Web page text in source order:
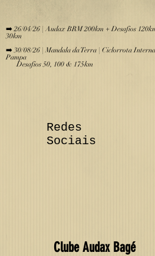
➡️ 26/04/26 | Audax BRM 200km + Desafios
30km
➡️ 30/08/26 | Mandala da Terra | Ciclorrota
Pampa
Desafios 50, 100 & 175km
Redes
Sociais
ClubeAudax Bagé